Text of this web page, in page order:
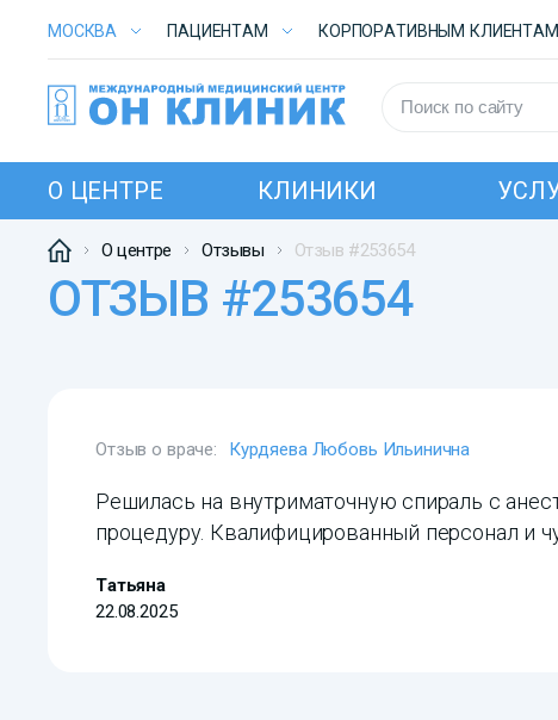
МОСКВА ПАЦИЕНТАМ КОРПОРАТИВНЫМ КЛИЕНТАМ
О ЦЕНТРЕ КЛИНИКИ
О центре Отзывы Отзыв #253654
ОТЗЫВ #253654
Отзыв о враче: Курдяева Любовь Ильинична
Решилась на внутриматочную спираль с
процедуру. Квалифицированный персонал и
Татьяна
22.08.2025